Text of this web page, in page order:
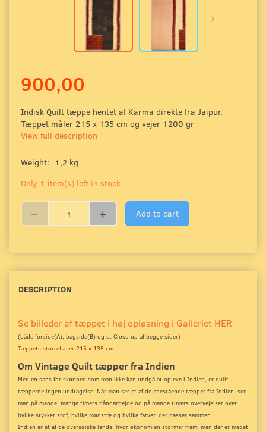
900,00
Indisk Quilt tæppe hentet af Karma direkte fra Jaipur.
Tæppet måler 215 x 135 cm og vejer 1200 gr
View full description
Weight:
1,2 kg
Only 1 item(s) left in stock
Add to cart
DESCRIPTION
Se billeder af tæppet i høj opløsning i Galleriet HER
(både forside(A), bagside(B) og et Close-up af begge sider)
Tæppets størrelse er 215 x 135 cm
Om Vintage Quilt tæpper fra Indien
Med en sans for skønhed som man ikke kan undgå at opleve i Indien, er quilt
tæpperne ingen undtagelse. Når man ser et af de enestående tæpper fra Indien, ser
man på mange, mange timers håndarbejde og på mange timers overvejelser over,
hvilke stykker stof, hvilke mønstre og hvilke farver, der passer sammen.
Indien er et af de oversøiske lande, hvor økonomien stormer frem, men der er meget